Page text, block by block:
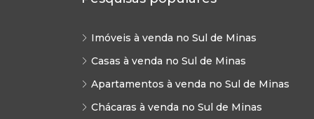
Imóveis à venda no Sul de Minas
Casas à venda no Sul de Minas
Apartamentos à venda no Sul de Minas
Chácaras à venda no Sul de Minas